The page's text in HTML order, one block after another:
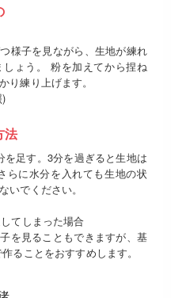
様子を見ながら、生地が練れ
ょう。 粉を加えてから捏ね
り練り上げます。
法
足す。3分を過ぎると生地は
らに水分を入れても生地の状
いでください。
てしまった場合
を見ることもできますが、基
ることをおすすめします。